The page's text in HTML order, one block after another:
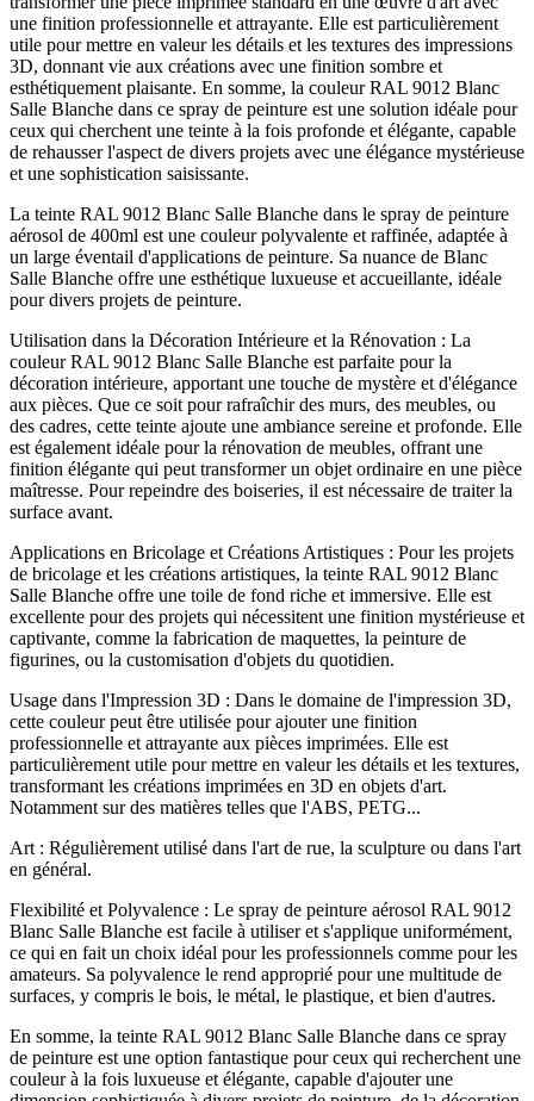
une finition professionnelle et attrayante. Elle est particulièrement
utile pour mettre en valeur les détails et les textures des impressions
3D, donnant vie aux créations avec une finition sombre et
esthétiquement plaisante. En somme, la couleur RAL 9012 Blanc
Salle Blanche dans ce spray de peinture est une solution idéale pour
ceux qui cherchent une teinte à la fois profonde et élégante, capable
de rehausser l'aspect de divers projets avec une élégance mystérieuse
et une sophistication saisissante.
La teinte RAL 9012 Blanc Salle Blanche dans le spray de peinture
aérosol de 400ml est une couleur polyvalente et raffinée, adaptée à
un large éventail d'applications de peinture. Sa nuance de Blanc
Salle Blanche offre une esthétique luxueuse et accueillante, idéale
pour divers projets de peinture.
Utilisation dans la Décoration Intérieure et la Rénovation : La
couleur RAL 9012 Blanc Salle Blanche est parfaite pour la
décoration intérieure, apportant une touche de mystère et d'élégance
aux pièces. Que ce soit pour rafraîchir des murs, des meubles, ou
des cadres, cette teinte ajoute une ambiance sereine et profonde. Elle
est également idéale pour la rénovation de meubles, offrant une
finition élégante qui peut transformer un objet ordinaire en une pièce
maîtresse. Pour repeindre des boiseries, il est nécessaire de traiter la
surface avant.
Applications en Bricolage et Créations Artistiques : Pour les projets
de bricolage et les créations artistiques, la teinte RAL 9012 Blanc
Salle Blanche offre une toile de fond riche et immersive. Elle est
excellente pour des projets qui nécessitent une finition mystérieuse et
captivante, comme la fabrication de maquettes, la peinture de
figurines, ou la customisation d'objets du quotidien.
Usage dans l'Impression 3D : Dans le domaine de l'impression 3D,
cette couleur peut être utilisée pour ajouter une finition
professionnelle et attrayante aux pièces imprimées. Elle est
particulièrement utile pour mettre en valeur les détails et les textures,
transformant les créations imprimées en 3D en objets d'art.
Notamment sur des matières telles que l'ABS, PETG...
Art : Régulièrement utilisé dans l'art de rue, la sculpture ou dans l'art
en général.
Flexibilité et Polyvalence : Le spray de peinture aérosol RAL 9012
Blanc Salle Blanche est facile à utiliser et s'applique uniformément,
ce qui en fait un choix idéal pour les professionnels comme pour les
amateurs. Sa polyvalence le rend approprié pour une multitude de
surfaces, y compris le bois, le métal, le plastique, et bien d'autres.
En somme, la teinte RAL 9012 Blanc Salle Blanche dans ce spray
de peinture est une option fantastique pour ceux qui recherchent une
couleur à la fois luxueuse et élégante, capable d'ajouter une